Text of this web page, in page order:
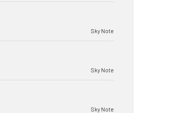
Sky Note
Sky Note
Sky Note